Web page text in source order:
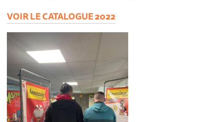
VOIR LE CATALOGUE 2022